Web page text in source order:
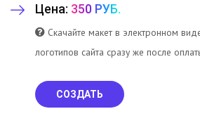
Цена: 350 РУБ.
Скачайте макет в электронном
логотипов сайта сразу же после
СОЗДАТЬ